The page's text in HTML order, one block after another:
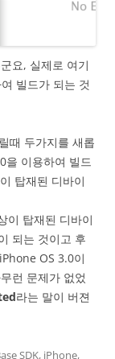
요, 실제로 여기
빌드가 되는 것
때 두가지를 새롭
을 이용하여 빌드
탑재된 디바이
이 탑재된 디바이
되는 것이고 후
OS 3.0이
런 문제가 없었
라는 말이 버젼
SDK, iPhone,